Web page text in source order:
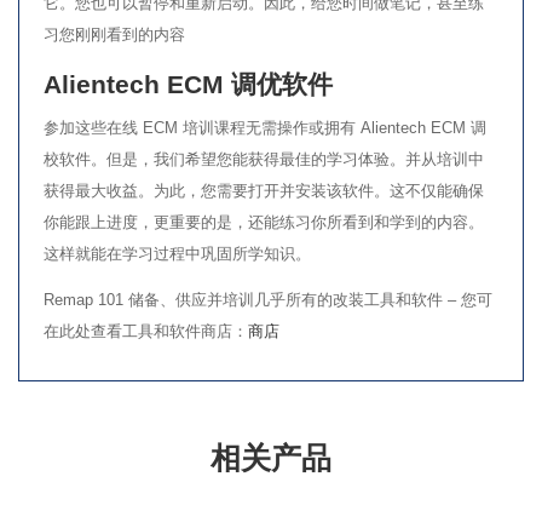
习您刚刚看到的内容
Alientech ECM 调优软件
参加这些在线 ECM 培训课程无需操作或拥有 Alientech ECM 调
校软件。但是，我们希望您能获得最佳的学习体验。并从培训中
获得最大收益。为此，您需要打开并安装该软件。这不仅能确保
你能跟上进度，更重要的是，还能练习你所看到和学到的内容。
这样就能在学习过程中巩固所学知识。
Remap 101 储备、供应并培训几乎所有的改装工具和软件 – 您可
在此处查看工具和软件商店： 商店
相关产品